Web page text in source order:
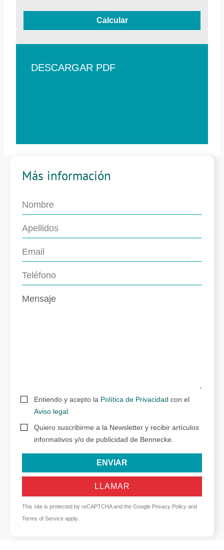
Calcular
DESCARGAR PDF
Más información
Entiendo y acepto la Política de Privacidad con el
Aviso legal
Quiero suscribirme a la Newsletter y recibir artículos
informativos y/o de publicidad de Bennecke.
ENVIAR
LLAMAR
This site is protected by reCAPTCHA and the Google Privacy Policy and
Terms of Service apply.